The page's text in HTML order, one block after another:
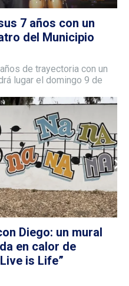
7 años con un
del Municipio
de trayectoria con un
lugar el domingo 9 de
Diego: un mural
en calor de
is Life”